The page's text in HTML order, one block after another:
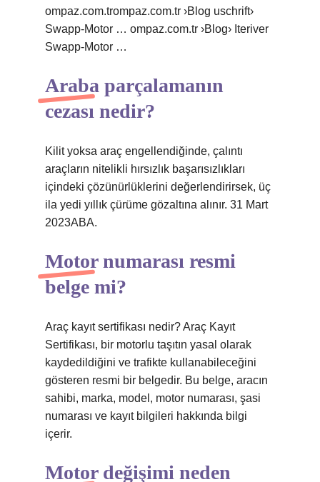
ompaz.com.trompaz.com.tr ›Blog uschrift›
Swapp-Motor … ompaz.com.tr ›Blog› Iteriver
Swapp-Motor …
Araba parçalamanın
cezası nedir?
Kilit yoksa araç engellendiğinde, çalıntı
araçların nitelikli hırsızlık başarısızlıkları
içindeki çözünürlüklerini değerlendirirsek, üç
ila yedi yıllık çürüme gözaltına alınır. 31 Mart
2023ABA.
Motor numarası resmi
belge mi?
Araç kayıt sertifikası nedir? Araç Kayıt
Sertifikası, bir motorlu taşıtın yasal olarak
kaydedildiğini ve trafikte kullanabileceğini
gösteren resmi bir belgedir. Bu belge, aracın
sahibi, marka, model, motor numarası, şasi
numarası ve kayıt bilgileri hakkında bilgi
içerir.
Motor değişimi neden